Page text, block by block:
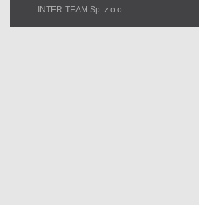
INTER-TEAM Sp. z o.o.